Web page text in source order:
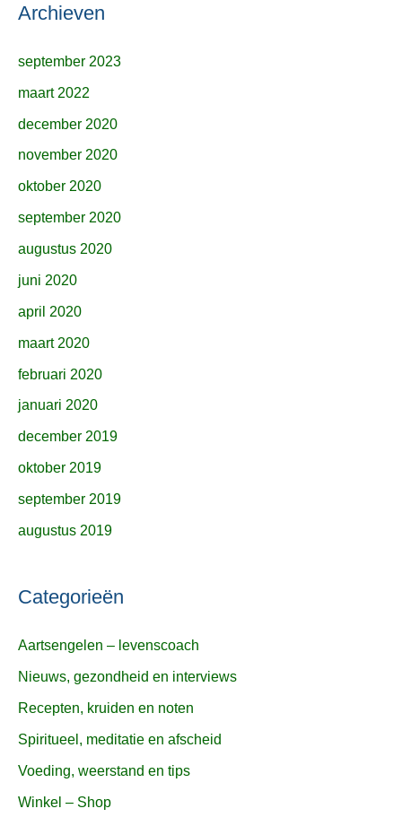
Archieven
september 2023
maart 2022
december 2020
november 2020
oktober 2020
september 2020
augustus 2020
juni 2020
april 2020
maart 2020
februari 2020
januari 2020
december 2019
oktober 2019
september 2019
augustus 2019
Categorieën
Aartsengelen – levenscoach
Nieuws, gezondheid en interviews
Recepten, kruiden en noten
Spiritueel, meditatie en afscheid
Voeding, weerstand en tips
Winkel – Shop